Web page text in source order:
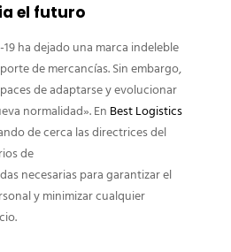
el futuro
ha dejado una marca indeleble
de mercancías. Sin embargo,
de adaptarse y evolucionar
normalidad». En Best Logistics
de cerca las directrices del
de
necesarias para garantizar el
y minimizar cualquier